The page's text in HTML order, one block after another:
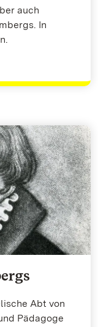
auch
In
Abt von
Pädagoge